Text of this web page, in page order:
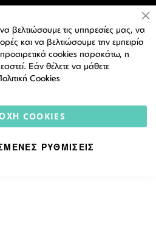
βελτιώσουμε τις υπηρεσίες μας, να
και να βελτιώσουμε την εμπειρία
cookies παρακάτω, η
Εάν θέλετε να μάθετε
Cookies
COOKIES
ΡΥΘΜΊΣΕΙΣ